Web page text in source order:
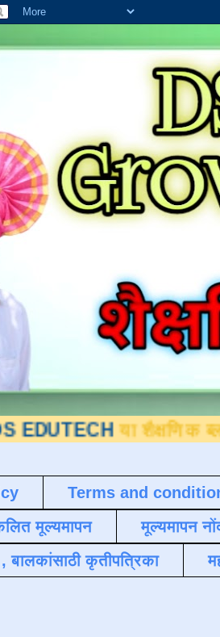
या शैक्षणिक ब्लॉगवर
Terms and
मूल्यमापन
मूल्यमापन
, बालकांसाठी कृतीपत्रिका